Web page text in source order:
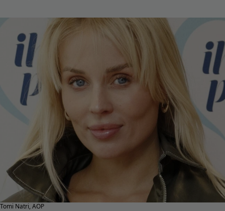
Tomi Natri, AOP